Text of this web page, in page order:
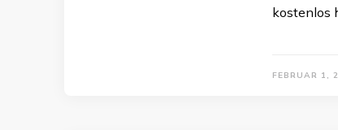
kostenlos
FEBRUAR 1,